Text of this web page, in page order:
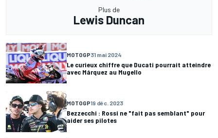
Plus de
Lewis Duncan
MOTOGP31 mai 2024
Le curieux chiffre que Ducati pourrait atteindre
avec Márquez au Mugello
MOTOGP19 déc. 2023
Bezzecchi : Rossi ne "fait pas semblant" pour
aider ses pilotes